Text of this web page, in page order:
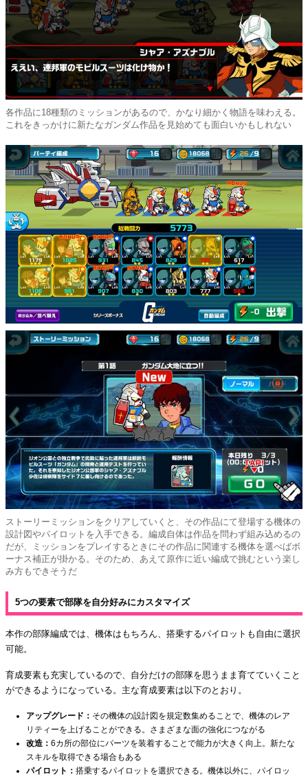
各作品に18種類のミッションがあるので、かなり細かく物語を味わえる。
これをきっかけに新たなガンダム作品を見始めても面白いかもしれない
ストーリーミッションをクリアしていくと、その作品にて登場する機体の
設計図やパイロットを入手できる。編成自体は作品を問わず組み込めるの
だが、ミッションをプレイするときにその作品に関連する機体を選べばボ
ーナス補正が掛かる。そのため、あえて原作に近い編成で挑むという楽し
み方もできそうだ
5つの要素で部隊を自分好みにカスタマイズ
本作の部隊編成では、機体はもちろん、搭乗するパイロットも自由に選択
可能。
育成要素も充実しているので、自分だけの部隊を思うまま育てていくこと
ができるようになっている。主な育成要素は以下のとおり。
アップグレード： その機体の設計図を規定数集めることで、機体のレア
リティーを上げることができる。さまざまな面の強化につながる
改造： 6カ所の部位にパーツを装着することで能力が大きく向上。新たな
スキルを取得できる場合もある
パイロット： 搭乗するパイロットを選択できる。機体以外に、パイロッ